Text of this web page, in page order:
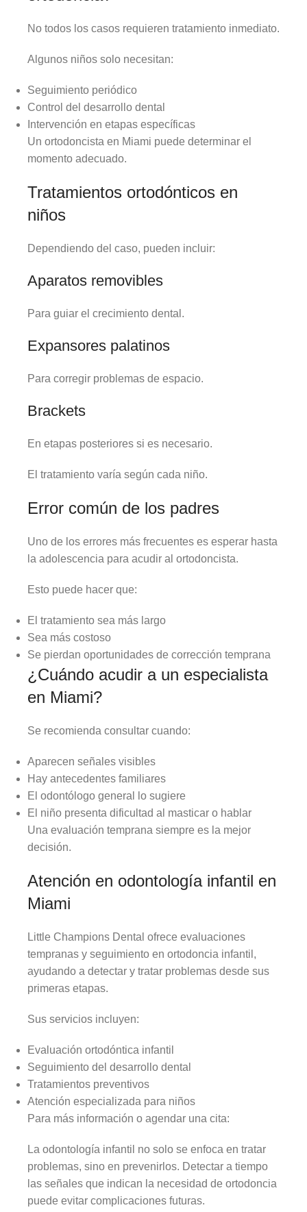
No todos los casos requieren tratamiento inmediato.
Algunos niños solo necesitan:
Seguimiento periódico
Control del desarrollo dental
Intervención en etapas específicas
Un ortodoncista en Miami puede determinar el
momento adecuado.
Tratamientos ortodónticos en
niños
Dependiendo del caso, pueden incluir:
Aparatos removibles
Para guiar el crecimiento dental.
Expansores palatinos
Para corregir problemas de espacio.
Brackets
En etapas posteriores si es necesario.
El tratamiento varía según cada niño.
Error común de los padres
Uno de los errores más frecuentes es esperar hasta
la adolescencia para acudir al ortodoncista.
Esto puede hacer que:
El tratamiento sea más largo
Sea más costoso
Se pierdan oportunidades de corrección temprana
¿Cuándo acudir a un especialista
en Miami?
Se recomienda consultar cuando:
Aparecen señales visibles
Hay antecedentes familiares
El odontólogo general lo sugiere
El niño presenta dificultad al masticar o hablar
Una evaluación temprana siempre es la mejor
decisión.
Atención en odontología infantil en
Miami
Little Champions Dental ofrece evaluaciones
tempranas y seguimiento en ortodoncia infantil,
ayudando a detectar y tratar problemas desde sus
primeras etapas.
Sus servicios incluyen:
Evaluación ortodóntica infantil
Seguimiento del desarrollo dental
Tratamientos preventivos
Atención especializada para niños
Para más información o agendar una cita:
La odontología infantil no solo se enfoca en tratar
problemas, sino en prevenirlos. Detectar a tiempo
las señales que indican la necesidad de ortodoncia
puede evitar complicaciones futuras.